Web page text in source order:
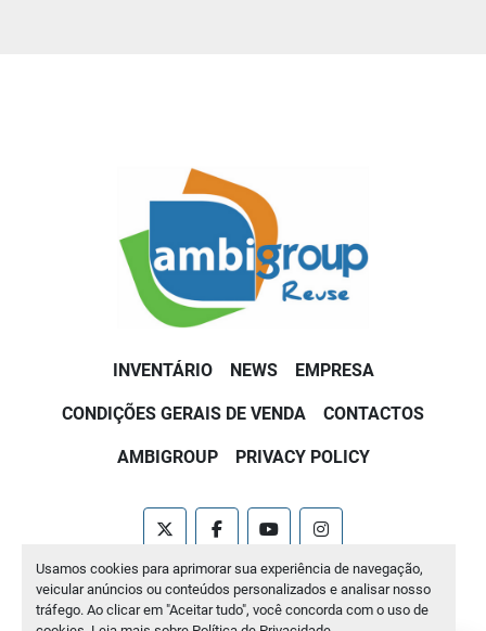
Usamos cookies para aprimorar sua experiência de navegação,
veicular anúncios ou conteúdos personalizados e analisar nosso
tráfego. Ao clicar em "Aceitar tudo", você concorda com o uso de
INVENTÁRIO NEWS EMPRESA
CONDIÇÕES GERAIS DE VENDA CONTACTOS
AMBIGROUP PRIVACY POLICY
twitter facebookyoutubeinstagram
Machinio Systemwebsite porMachinio
Manage Cookies